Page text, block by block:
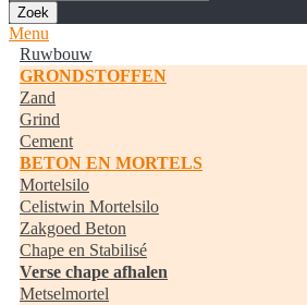
Zoek
Menu
Ruwbouw
GRONDSTOFFEN
Zand
Grind
Cement
BETON EN MORTELS
Mortelsilo
Celistwin Mortelsilo
Zakgoed Beton
Chape en Stabilisé
Verse chape afhalen
Metselmortel